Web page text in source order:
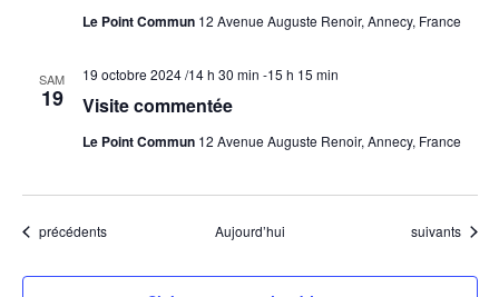
Le Point Commun 12 Avenue Auguste Renoir, Annecy, France
SAM
19 Visite commentée
19 octobre 2024 /14 h 30 min -15 h 15 min
Le Point Commun 12 Avenue Auguste Renoir, Annecy, France
Évènements
précédents Aujourd’hui Évènements
suivants